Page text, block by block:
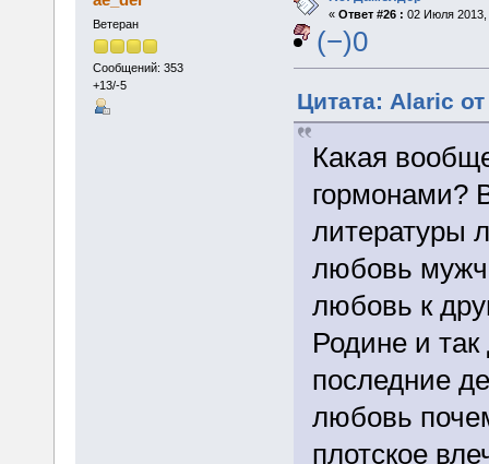
Ветеран
Сообщений: 353
+13/-5
« Ответ #26 : 02 Июля 2013,
(−)0
Цитата: Alaric
Какая
гормонами?
литературы
любовь
любовь к
Родине и
последние
любовь
плотское